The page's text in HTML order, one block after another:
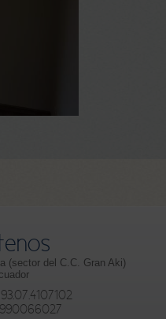
(sector del C.C. Gran Aki)